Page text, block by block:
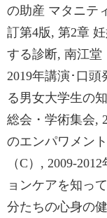
の助産 マタニテ
訂第4版, 第2章
する診断, 南江堂
2019年講演･口
る男女大学生の
総会・学術集会,
のエンパワメン
（C）, 2009-
ョンケアを知っ
分たちの心身の